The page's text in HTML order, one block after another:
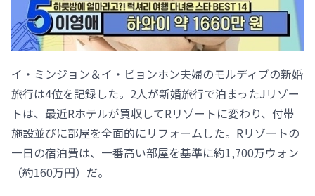
イ・ミンジョン＆イ・ビョンホン夫婦のモルディブの新婚
旅行は4位を記録した。2人が新婚旅行で泊まったJリゾー
トは、最近Rホテルが買収してRリゾートに変わり、付帯
施設並びに部屋を全面的にリフォームした。Rリゾートの
一日の宿泊費は、一番高い部屋を基準に約1,700万ウォン
（約160万円）だ。